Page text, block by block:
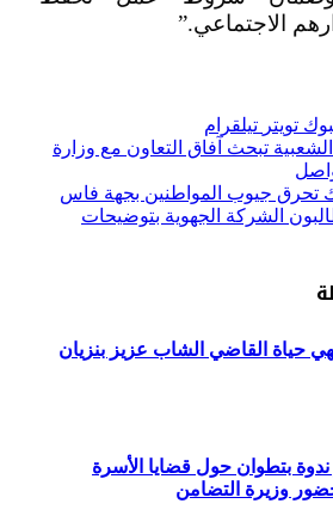
الاجتماعي.”
تويتر تيلقرام
تبحث آفاق التعاون مع وزارة
تحرق جيوب المواطنين بجهة فاس
الشركة الجهوية بتوضيحات
حياة القاضي الشاب عزيز بنزيان
بتطوان حول قضايا الأسرة
وزيرة التضامن